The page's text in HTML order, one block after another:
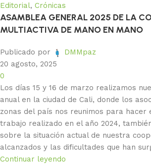
Editorial, Crónicas
ASAMBLEA GENERAL 2025 DE LA
MULTIACTIVA DE MANO EN MANO
Publicado por
DMMpaz
20 agosto, 2025
0
Los días 15 y 16 de marzo realizamos
anual en la ciudad de Cali, donde los
zonas del país nos reunimos para hacer
trabajo realizado en el año 2024,
sobre la situación actual de nuestra
alcanzados y las dificultades que han
Continuar leyendo